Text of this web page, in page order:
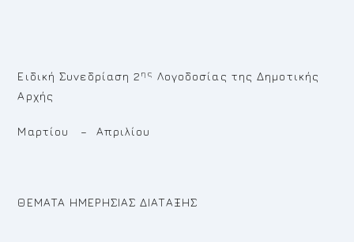
Ειδική Συνεδρίαση 2 ης Λογοδοσίας της Δημοτικής
Αρχής
Μαρτίου – Απριλίου
ΘΕΜΑΤΑ ΗΜΕΡΗΣΙΑΣ ΔΙΑΤΑΞΗΣ